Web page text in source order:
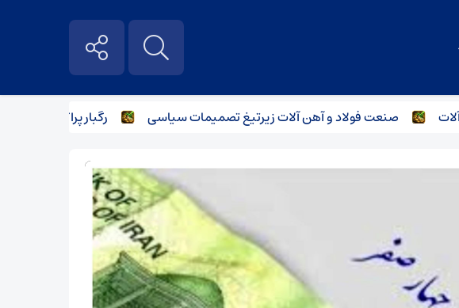
صنعت فولاد و آهن آلات زیر‌تیغ تصمیمات سیاسی رگبار پراکنده در نیمه